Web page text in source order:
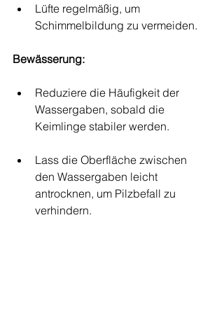
Lüfte regelmäßig, um
Schimmelbildung zu vermeiden.
Bewässerung:
Reduziere die Häufigkeit der
Wassergaben, sobald die
Keimlinge stabiler werden.
Lass die Oberfläche zwischen
den Wassergaben leicht
antrocknen, um Pilzbefall zu
verhindern.